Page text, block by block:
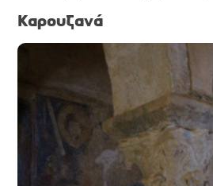
Καρουζανά